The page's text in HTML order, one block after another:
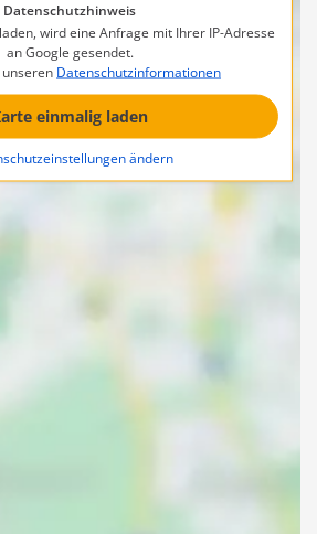
Datenschutzhinweis
wird eine Anfrage mit Ihrer IP-Adresse
an Google gesendet.
Datenschutzinformationen
einmalig laden
ändern